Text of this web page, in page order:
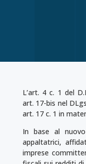
L’art. 4 c. 1 del
art. 17-bis nel
art. 17 c. 1 in
In base al
appaltatrici,
imprese